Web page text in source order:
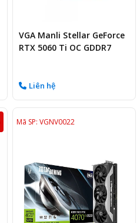
VGA Manli Stellar GeForce
RTX 5060 Ti OC GDDR7
Liên hệ
Mã SP: VGNV0022